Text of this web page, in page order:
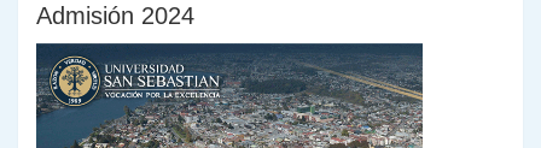
Admisión 2024